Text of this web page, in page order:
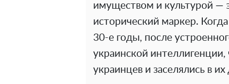
имуществом и культурой —
исторический маркер.
30-е годы, после
украинской
украинцев и заселялись в